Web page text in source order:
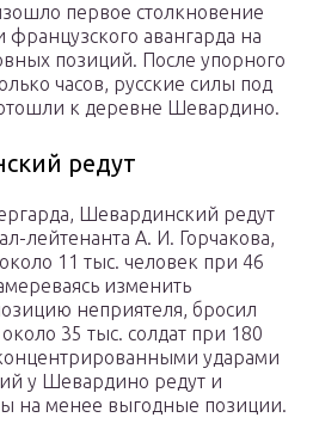
первое столкновение
французского авангарда на
позиций. После упорного
часов, русские силы под
к деревне Шевардино.
редут
Шевардинский редут
лейтенанта А. И. Горчакова,
11 тыс. человек при 46
изменить
неприятеля, бросил
35 тыс. солдат при 180
ударами
у Шевардино редут и
на менее выгодные позиции.